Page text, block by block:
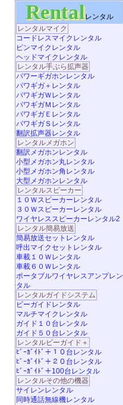
Rentalレンタル
レンタルマイク
コードレスマイクレンタル
ピンマイクレンタル
ヘッドマイクレンタル
レンタル手ぶら拡声器
パワーギガホンレンタル
パワギガ＋レンタル
パワギガＷレンタル
パワギガＭレンタル
パワギガＥレンタル
パワギガＳレンタル
翻訳拡声器レンタル
レンタルメガホン
翻訳メガホンレンタル
小型メガホン丸レンタル
小型メガホン角レンタル
大型メガホンレンタル
レンタルスピーカー
１０Ｗスピーカーレンタル
３０Ｗスピーカーレンタル
ワイヤレススピーカーレンタル2
レンタル簡易放送
簡易放送セットレンタル
呼出マイクセットレンタル
車載１０Ｗレンタル
車載６０Ｗレンタル
ポータブルワイヤレスアンプレン
タル
レンタルガイドシステム
ビーガイドレンタル
マルチマイクレンタル
ガイド１０台レンタル
ガイド５０台レンタル
レンタルビーガイド＋
ﾋﾞｰｶﾞｲﾄﾞ＋１０台レンタル
ﾋﾞｰｶﾞｲﾄﾞ＋２０台レンタル
ﾋﾞｰｶﾞｲﾄﾞ＋100台レンタル
レンタルその他の機器
サイレンレンタル
同時通話無線機レンタル